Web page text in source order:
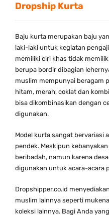
Dropship Kurta
Baju kurta merupakan baju
laki-laki untuk kegiatan
memiliki ciri khas tidak
berupa bordir dibagian
muslim mempunyai beragam
hitam, merah, coklat dan
bisa dikombinasikan dengan
digunakan.
Model kurta sangat bervariasi
pendek. Meskipun
beribadah, namun karena
digunakan untuk acara-acara
Dropshipper.co.id
muslim lainnya seperti
koleksi lainnya. Bagi Anda